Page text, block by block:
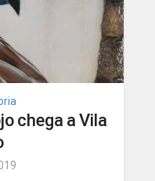
chega a Vila